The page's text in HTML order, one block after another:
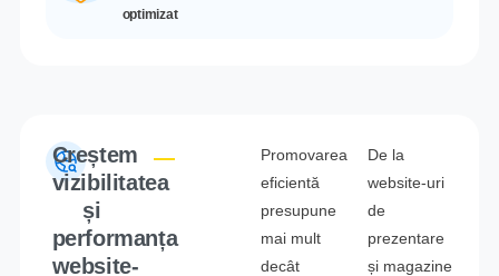
optimizat
Creștem
vizibilitatea
și
performanța
website-
Promovarea
eficientă
presupune
mai mult
decât
De la
website-uri
de
prezentare
și magazine